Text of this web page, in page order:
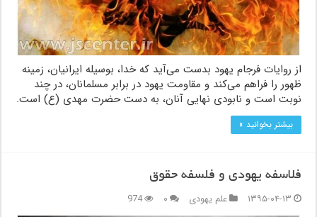
از روایات فرجام یهود بدست می‌آید که خدا، بوسیله ایرانیان، زمینه
ظهور را فراهم می‌کند و مقاومت یهود در برابر مسلمانان، در چند
نوبت است و نابودی نهایی آنان، به دست حضرت مهدی (ع) است.
بیشتر بخوانید »
فلاسفه یهودی و فلسفه حقوق
۱۳۹۵-۰۴-۱۳
علم یهودی ۰ 974